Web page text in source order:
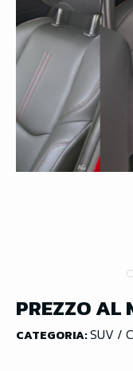
PREZZO AL
CATEGORIA:SUV /